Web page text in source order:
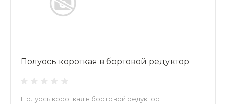
Полуось короткая в бортовой редуктор
Полуось короткая в бортовой редуктор